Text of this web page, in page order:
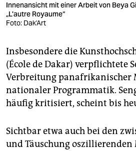
Innenansicht mit einer Arbeit von Beya
„L'autre Royaume“
Foto: Dak'Art
Insbesondere die
(École de Dakar) verpflichtete
Verbreitung panafrikanischer
nationaler Programmatik.
häufig kritisiert, scheint bis
Sichtbar etwa auch bei den
und Täuschung oszillierenden